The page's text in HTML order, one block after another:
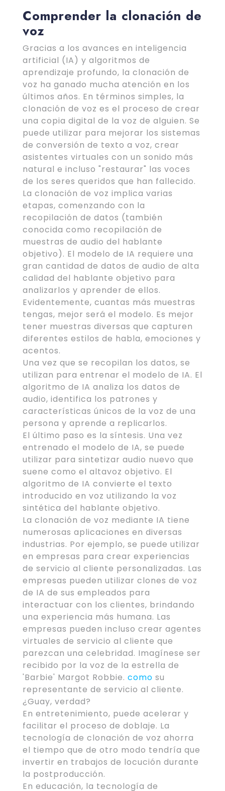
Comprender la clonación de
voz
Gracias a los avances en inteligencia
artificial (IA) y algoritmos de
aprendizaje profundo, la clonación de
voz ha ganado mucha atención en los
últimos años. En términos simples, la
clonación de voz es el proceso de crear
una copia digital de la voz de alguien. Se
puede utilizar para mejorar los sistemas
de conversión de texto a voz, crear
asistentes virtuales con un sonido más
natural e incluso "restaurar" las voces
de los seres queridos que han fallecido.
La clonación de voz implica varias
etapas, comenzando con la
recopilación de datos (también
conocida como recopilación de
muestras de audio del hablante
objetivo). El modelo de IA requiere una
gran cantidad de datos de audio de alta
calidad del hablante objetivo para
analizarlos y aprender de ellos.
Evidentemente, cuantas más muestras
tengas, mejor será el modelo. Es mejor
tener muestras diversas que capturen
diferentes estilos de habla, emociones y
acentos.
Una vez que se recopilan los datos, se
utilizan para entrenar el modelo de IA. El
algoritmo de IA analiza los datos de
audio, identifica los patrones y
características únicos de la voz de una
persona y aprende a replicarlos.
El último paso es la síntesis. Una vez
entrenado el modelo de IA, se puede
utilizar para sintetizar audio nuevo que
suene como el altavoz objetivo. El
algoritmo de IA convierte el texto
introducido en voz utilizando la voz
sintética del hablante objetivo.
La clonación de voz mediante IA tiene
numerosas aplicaciones en diversas
industrias. Por ejemplo, se puede utilizar
en empresas para crear experiencias
de servicio al cliente personalizadas. Las
empresas pueden utilizar clones de voz
de IA de sus empleados para
interactuar con los clientes, brindando
una experiencia más humana. Las
empresas pueden incluso crear agentes
virtuales de servicio al cliente que
parezcan una celebridad. Imagínese ser
recibido por la voz de la estrella de
'Barbie' Margot Robbie. como su
representante de servicio al cliente.
¿Guay, verdad?
En entretenimiento, puede acelerar y
facilitar el proceso de doblaje. La
tecnología de clonación de voz ahorra
el tiempo que de otro modo tendría que
invertir en trabajos de locución durante
la postproducción.
En educación, la tecnología de